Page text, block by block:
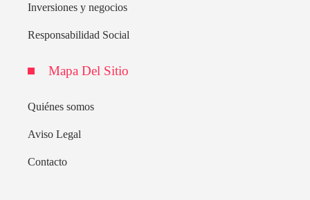
Inversiones y negocios
Responsabilidad Social
Mapa Del Sitio
Quiénes somos
Aviso Legal
Contacto